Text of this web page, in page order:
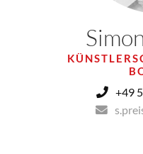
+49